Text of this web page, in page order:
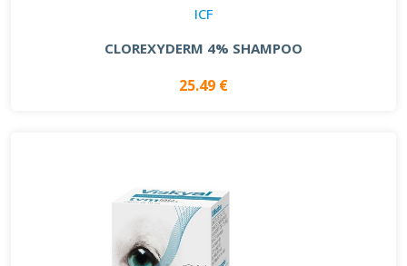
ICF
CLOREXYDERM 4% SHAMPOO
25.49 €